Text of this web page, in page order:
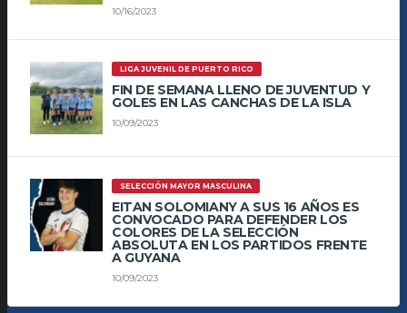
10/16/2023
LIGA JUVENIL DE PUERTO RICO
FIN DE SEMANA LLENO DE JUVENTUD Y
GOLES EN LAS CANCHAS DE LA ISLA
10/09/2023
SELECCIÓN MAYOR MASCULINA
EITAN SOLOMIANY A SUS 16 AÑOS ES
CONVOCADO PARA DEFENDER LOS
COLORES DE LA SELECCIÓN
ABSOLUTA EN LOS PARTIDOS FRENTE
A GUYANA
10/09/2023